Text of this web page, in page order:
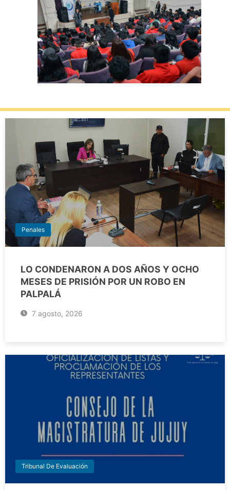
Penales
LO CONDENARON A DOS AÑOS Y OCHO
MESES DE PRISIÓN POR UN ROBO EN
PALPALÁ
7 agosto, 2026
Tribunal De Evaluación